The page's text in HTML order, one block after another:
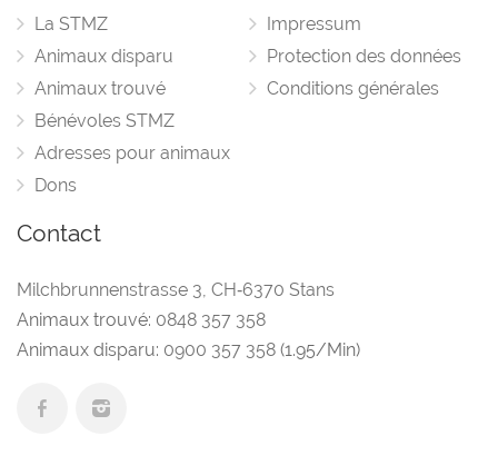
La STMZ
Animaux disparu
Animaux trouvé
Bénévoles STMZ
Adresses pour animaux
Dons
Impressum
Protection des données
Conditions générales
Contact
Milchbrunnenstrasse 3, CH‑6370 Stans
Animaux trouvé: 0848 357 358
Animaux disparu: 0900 357 358 (1.95/Min)